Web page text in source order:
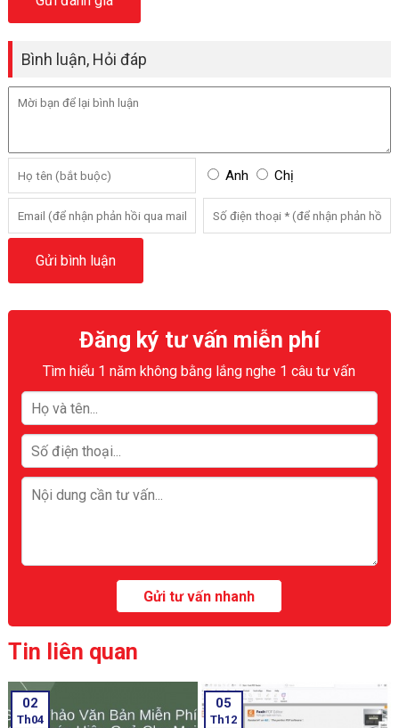
Bình luận, Hỏi đáp
Anh Chị
Đăng ký tư vấn miễn phí
Tìm hiểu 1 năm không bằng lắng nghe 1 câu tư vấn
Tin liên quan
02
Th04
05
Th12